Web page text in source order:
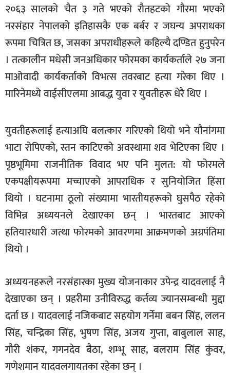
समाज
शिक्षा
स्वास्थ्य
२०६३ सालको चैत ३ गते भएको रौतहटको गौरमा भएको
नरसंहार नेपालको इतिहासकै एक बर्बर र जघन्य अपराधका
रूपमा चित्रित छ, जसका अपराधीहरूले कहिल्यै दण्डित हुनुपरेन
। तत्कालीन मधेसी जनअधिकार फोरमका कार्यकर्ताले २७ जना
माओवादी कार्यकर्ताको विभत्स तवरबाट हत्या गरेका थिए ।
मारिनेमध्ये वाईसीएलमा आबद्ध युवा र युवतीहरू धेरै थिए ।
युवतीहरूलाई हत्याअघि बलत्कार गरिएको थियो भने यौनांगमा
भाटा रोपिएको, स्तन काटिएको अवस्थामा शव भेटिएका थिए ।
पृष्ठभूमिमा राजनीतिक विवाद भए पनि मुलत: यो फोरमले
एकपक्षीयरूपमा मच्चाएको आपराधिक र सुनियोजित हिंसा
थियो । घटनामा ठूलो संख्यामा भारतीयहरूको घुसपैठ रहेको
विभिन्न अध्ययनले देखाएका छन् । भारतबाट आएको
हतियारधारी जत्था फोरमको आवरणमा आक्रमणको अग्रपंतिमा
थियो ।
अध्ययनहरूले नरसंहारका मुख्य योजनाकार उपेन्द्र यादवलाई नै
देखाएका छन् । प्रहरीमा उनीविरुद्ध कर्तव्य ज्यानसम्बन्धी मुद्दा
दर्ता छ । यादवलाई नजिकबाट सहयोग गर्नेमा बबन सिंह, ललन
सिंह, चन्द्रिका सिंह, भुषण सिंह, अजय गुप्ता, बाबुलाल साह,
गौरी शंकर, गगनदेव बैठा, शम्भू साह, बलराम सिंह कुंवर,
गणेशमान यादवलगायतका रहेका छन् ।